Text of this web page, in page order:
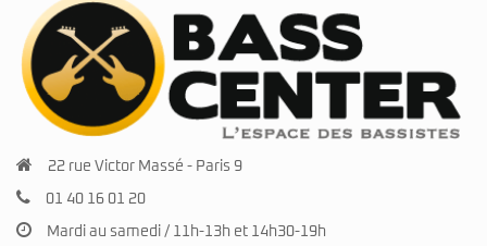
22 rue Victor Massé - Paris 9
01 40 16 01 20
Mardi au samedi / 11h-13h et 14h30-19h